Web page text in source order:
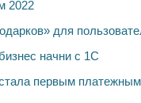
2022
для
начни с 1С
первым